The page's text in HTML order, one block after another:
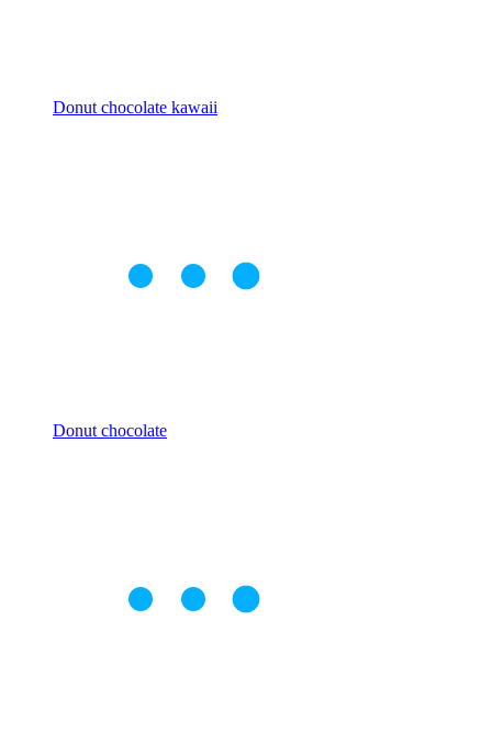
Donut chocolate kawaii
Donut chocolate